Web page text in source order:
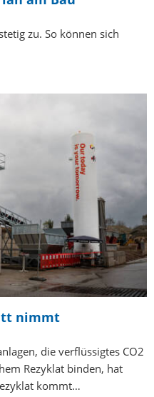
zu. So können sich
nimmt
die verflüssigtes CO2
Rezyklat binden, hat
kommt…